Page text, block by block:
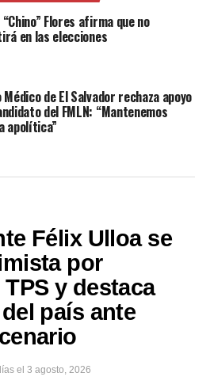
VIDEO: La euforia del ex
canciller Hugo Martínez en el
cierre de campaña interna
21 mayo, 2018
Flores afirma que no
en las elecciones
Médico de El Salvador rechaza apoyo
del FMLN: “Mantenemos
apolítica”
Félix Ulloa se
por
y destaca
país ante
el 3 agosto, 2026